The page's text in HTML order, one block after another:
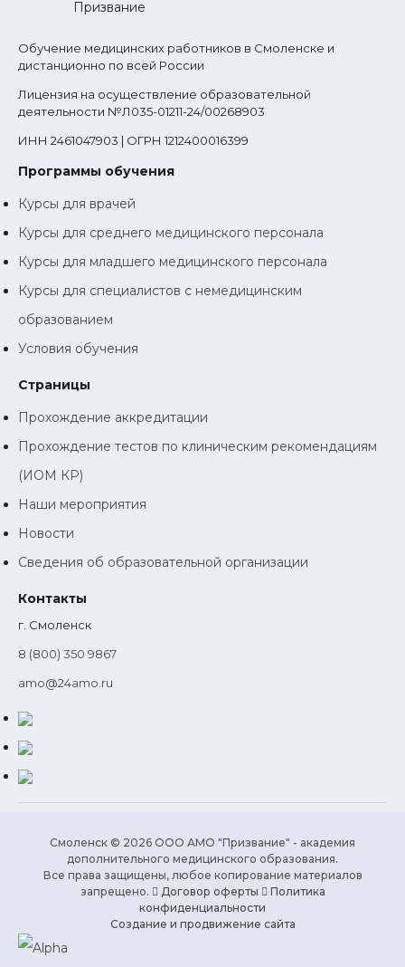
Обучение медицинских работников в Смоленске и
дистанционно по всей России
Лицензия на осуществление образовательной
деятельности №Л035-01211-24/00268903
ИНН 2461047903 | ОГРН 1212400016399
Программы обучения
Курсы для врачей
Курсы для среднего медицинского персонала
Курсы для младшего медицинского персонала
Курсы для специалистов с немедицинским
образованием
Условия обучения
Страницы
Прохождение аккредитации
Прохождение тестов по клиническим рекомендациям
(ИОМ КР)
Наши мероприятия
Новости
Сведения об образовательной организации
Контакты
г. Смоленск
8 (800) 350 9867
amo@24amo.ru
Смоленск © 2026 ООО АМО "Призвание" - академия
дополнительного медицинского образования.
Все права защищены, любое копирование материалов
запрещено.
Договор оферты
Политика
конфиденциальности
Создание и продвижение сайта